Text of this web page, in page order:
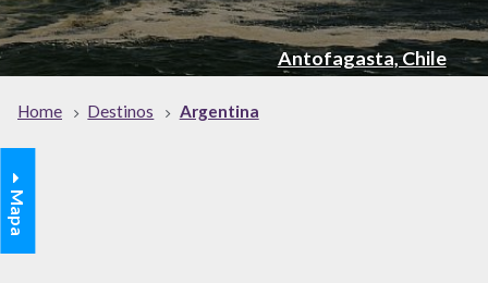
Antofagasta, Chile
Home Destinos Argentina
Mapa